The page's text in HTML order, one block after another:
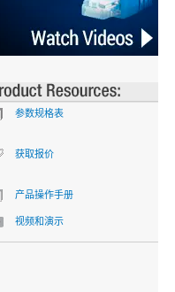
参数规格表
获取报价
产品操作手册
视频和演示